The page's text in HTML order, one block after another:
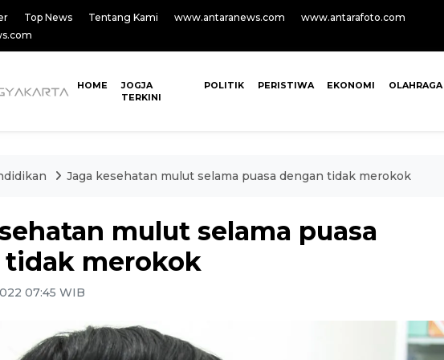
Top News Tentang Kami www.antaranews.com
www.antarafoto.com
HOME
JOGJA
TERKINI
POLITIK PERISTIWA EKONOMI OLAHRAGA
Jaga kesehatan mulut selama puasa dengan tidak merokok
mulut selama puasa
tidak merokok
07:45 WIB